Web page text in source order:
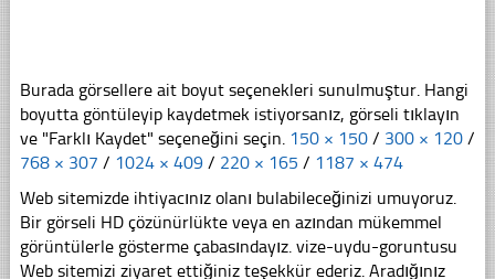
Burada görsellere ait boyut seçenekleri sunulmuştur. Hangi
boyutta göntüleyip kaydetmek istiyorsanız, görseli tıklayın
ve "Farklı Kaydet" seçeneğini seçin. 150 × 150 / 300 × 120 /
768 × 307 / 1024 × 409 / 220 × 165 / 1187 × 474
Web sitemizde ihtiyacınız olanı bulabileceğinizi umuyoruz.
Bir görseli HD çözünürlükte veya en azından mükemmel
görüntülerle gösterme çabasındayız. vize-uydu-goruntusu
Web sitemizi ziyaret ettiğiniz teşekkür ederiz. Aradığınız